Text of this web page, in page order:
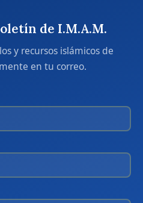
de I.M.A.M.
y recursos islámicos de
en tu correo.